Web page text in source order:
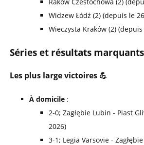
Widzew Łódź (2) (depuis le
Wieczysta Kraków (2)
Séries et résultats
Les plus large victoires 💪
À domicile :
2-0; Zagłębie Lubin - Piast
2026)
3-1; Legia Varsovie -